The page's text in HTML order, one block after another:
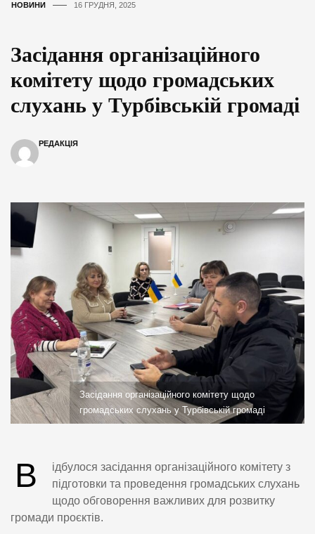
НОВИНИ 16 ГРУДНЯ, 2025
Засідання організаційного
комітету щодо громадських
слухань у Турбівській громаді
РЕДАКЦІЯ
Засідання організаційного комітету щодо
громадських слухань у Турбівській громаді
В
ідбулося засідання організаційного комітету з
підготовки та проведення громадських слухань
щодо обговорення важливих для розвитку
громади проєктів.